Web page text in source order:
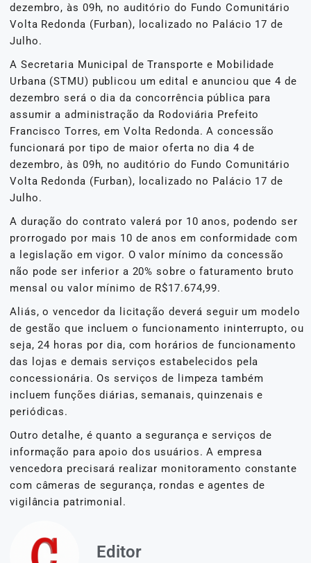
dezembro, às 09h, no auditório do Fundo Comunitário
Volta Redonda (Furban), localizado no Palácio 17 de
Julho.
A Secretaria Municipal de Transporte e Mobilidade
Urbana (STMU) publicou um edital e anunciou que 4 de
dezembro será o dia da concorrência pública para
assumir a administração da Rodoviária Prefeito
Francisco Torres, em Volta Redonda. A concessão
funcionará por tipo de maior oferta no dia 4 de
dezembro, às 09h, no auditório do Fundo Comunitário
Volta Redonda (Furban), localizado no Palácio 17 de
Julho.
A duração do contrato valerá por 10 anos, podendo ser
prorrogado por mais 10 de anos em conformidade com
a legislação em vigor. O valor mínimo da concessão
não pode ser inferior a 20% sobre o faturamento bruto
mensal ou valor mínimo de R$17.674,99.
Aliás, o vencedor da licitação deverá seguir um modelo
de gestão que incluem o funcionamento ininterrupto, ou
seja, 24 horas por dia, com horários de funcionamento
das lojas e demais serviços estabelecidos pela
concessionária. Os serviços de limpeza também
incluem funções diárias, semanais, quinzenais e
periódicas.
Outro detalhe, é quanto a segurança e serviços de
informação para apoio dos usuários. A empresa
vencedora precisará realizar monitoramento constante
com câmeras de segurança, rondas e agentes de
vigilância patrimonial.
Editor